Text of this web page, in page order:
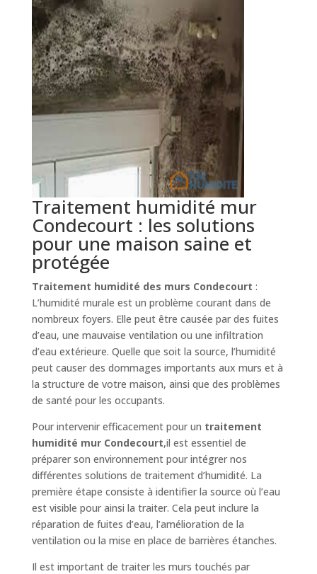
Traitement humidité mur
Condecourt : les solutions
pour une maison saine et
protégée
Traitement humidité des murs Condecourt :
L’humidité murale est un problème courant dans de
nombreux foyers. Elle peut être causée par des fuites
d’eau, une mauvaise ventilation ou une infiltration
d’eau extérieure. Quelle que soit la source, l’humidité
peut causer des dommages importants aux murs et à
la structure de votre maison, ainsi que des problèmes
de santé pour les occupants.
Pour intervenir efficacement pour un traitement
humidité mur Condecourt,il est essentiel de
préparer son environnement pour intégrer nos
différentes solutions de traitement d’humidité. La
première étape consiste à identifier la source où l’eau
est visible pour ainsi la traiter. Cela peut inclure la
réparation de fuites d’eau, l’amélioration de la
ventilation ou la mise en place de barrières étanches.
Il est important de traiter les murs touchés par